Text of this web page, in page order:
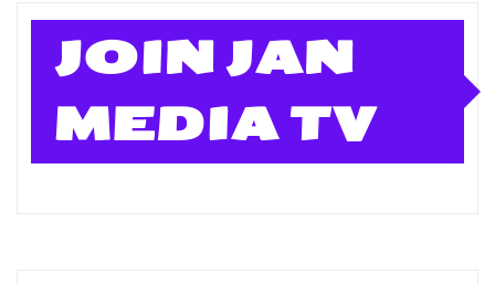
JOIN JAN
MEDIA TV